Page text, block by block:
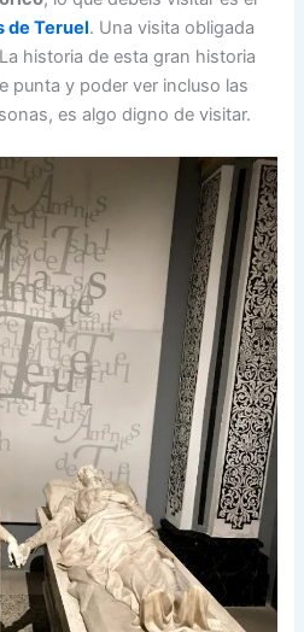
de Teruel. Una visita obligada
historia de esta gran historia
punta y poder ver incluso las
es algo digno de visitar.